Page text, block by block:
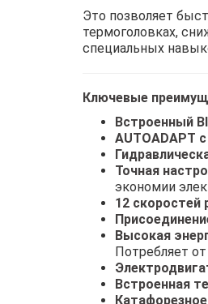
Это позволяет
термоголовках,
специальных
Ключевые
Встроенный
AUTOADAPT
Точная
экономии
12 скоростей
Высокая
Потребляет
Встроенная